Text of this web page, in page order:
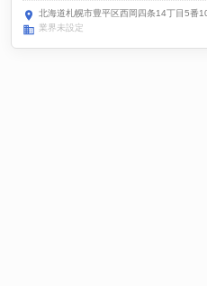
北海道札幌市豊平区西岡四条14丁目5番
業界未設定